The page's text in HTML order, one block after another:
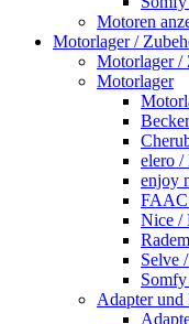
Motoren
Motorlager /
Motorlager /
Motorlager
elero /
enjoy
FAAC
Nice /
Selve
Adapter und